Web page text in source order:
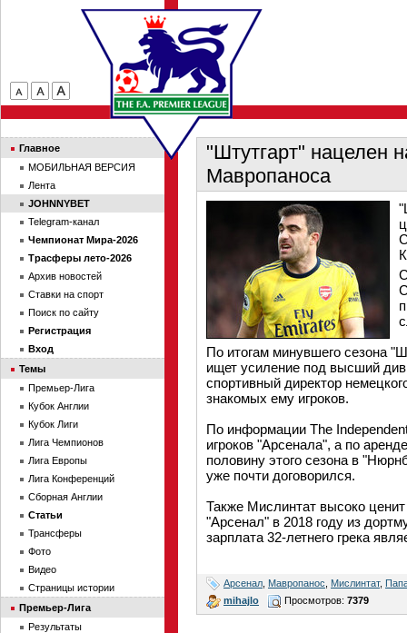
"Штутгарт" нацелен
Мавропаноса
По итогам минувшего сезона
ищет усиление под высший
спортивный директор
знакомых ему игроков.
По информации The
игроков "Арсенала", а по
половину этого сезона в
уже почти договорился.
Также Мислинтат высоко
"Арсенал" в 2018 году из
зарплата 32-летнего грека
Арсенал Мавропанос Мислинтат,
mihajlo
Просмотров: 7379
Главное
МОБИЛЬНАЯ ВЕРСИЯ
Лента
JOHNNYBET
Telegram-канал
Чемпионат Мира-2026
Трасферы лето-2026
Архив новостей
Ставки на спорт
Поиск по сайту
Регистрация
Вход
Темы
Премьер-Лига
Кубок Англии
Кубок Лиги
Лига Чемпионов
Лига Европы
Лига Конференций
Сборная Англии
Статьи
Трансферы
Фото
Видео
Страницы истории
Премьер-Лига
Результаты